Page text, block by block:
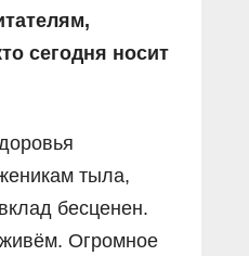
сегодня носит
тыла,
бесценен.
Огромное